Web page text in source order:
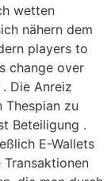
wetten
nähern dem
players to
change over
Die Anreiz
Thespian zu
Beteiligung .
E-Wallets